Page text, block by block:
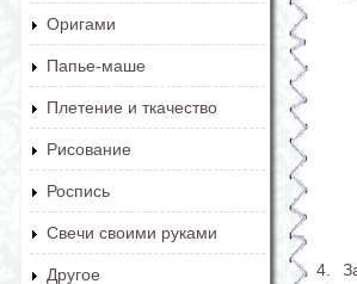
Оригами
Папье-маше
Плетение и ткачество
Рисование
Роспись
Свечи своими руками
Другое
4.